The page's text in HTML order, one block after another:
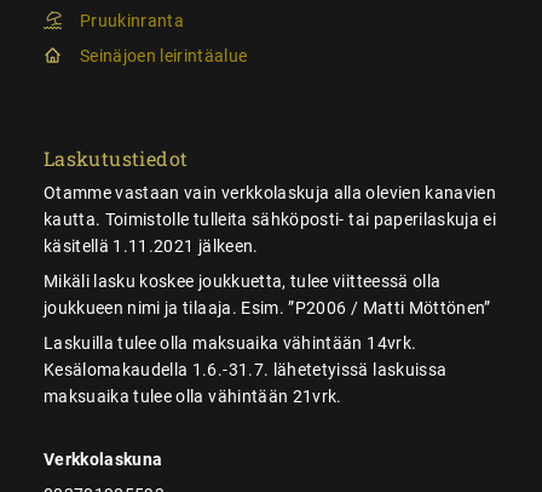
Pruukinranta
Seinäjoen leirintäalue
Laskutustiedot
Otamme vastaan vain verkkolaskuja alla olevien kanavien
kautta. Toimistolle tulleita sähköposti- tai paperilaskuja ei
käsitellä 1.11.2021 jälkeen.
Mikäli lasku koskee joukkuetta, tulee viitteessä olla
joukkueen nimi ja tilaaja. Esim. ”P2006 / Matti Möttönen”
Laskuilla tulee olla maksuaika vähintään 14vrk.
Kesälomakaudella 1.6.-31.7. lähetetyissä laskuissa
maksuaika tulee olla vähintään 21vrk.
Verkkolaskuna